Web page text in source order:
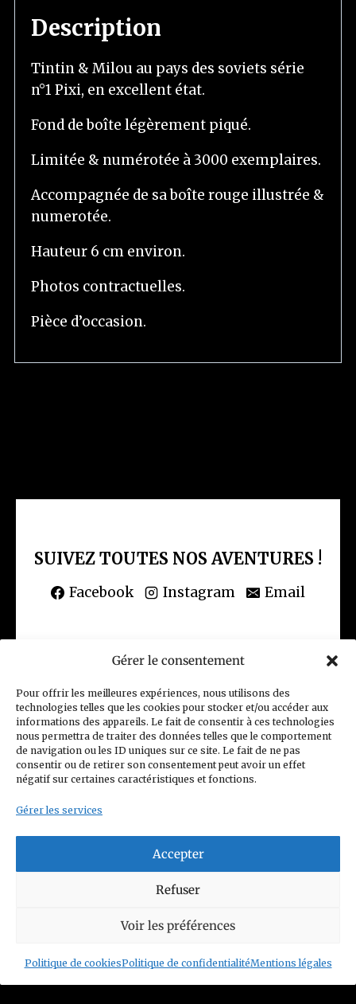
Gérer le consentement
Pour offrir les meilleures expériences, nous utilisons des
technologies telles que les cookies pour stocker et/ou accéder aux
informations des appareils. Le fait de consentir à ces technologies
nous permettra de traiter des données telles que le comportement
de navigation ou les ID uniques sur ce site. Le fait de ne pas
consentir ou de retirer son consentement peut avoir un effet
négatif sur certaines caractéristiques et fonctions.
Gérer les services
Accepter
Refuser
Voir les préférences
Politique de cookiesPolitique de confidentialitéMentions légales
Description
Tintin & Milou au pays des soviets série
n°1 Pixi, en excellent état.
Fond de boîte légèrement piqué.
Limitée & numérotée à 3000 exemplaires.
Accompagnée de sa boîte rouge illustrée &
numerotée.
Hauteur 6 cm environ.
Photos contractuelles.
Pièce d’occasion.
SUIVEZ TOUTES NOS AVENTURES !
Facebook Instagram Email
(CGV) Conditions générales de vente
Politique de confidentialité
Charte Club Privé
Contact
Politique de cookies (UE)
© 2026 Figurines Family
Siret n°: 93352208800014
contact@figurinesfamily.com